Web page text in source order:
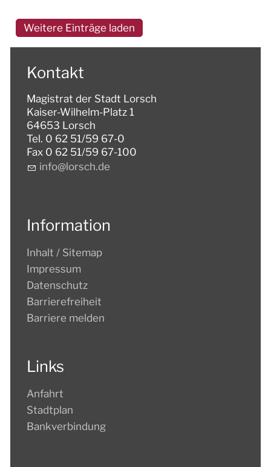
Weitere Einträge laden
Kontakt
Magistrat der Stadt Lorsch
Kaiser-Wilhelm-Platz 1
64653 Lorsch
Tel. 0 62 51/59 67-0
Fax 0 62 51/59 67-100
nf
l rsch d
Information
Inhalt / Sitemap
Impressum
Datenschutz
Barrierefreiheit
Barriere melden
Links
Anfahrt
Stadtplan
Bankverbindung